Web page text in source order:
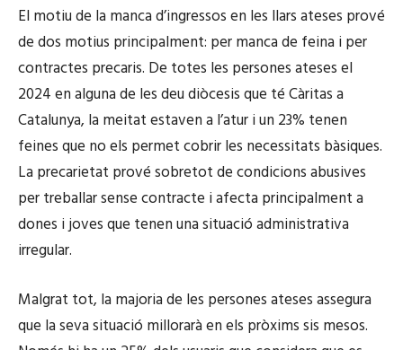
El motiu de la manca d’ingressos en les llars ateses prové
de dos motius principalment: per manca de feina i per
contractes precaris. De totes les persones ateses el
2024 en alguna de les deu diòcesis que té Càritas a
Catalunya, la meitat estaven a l’atur i un 23% tenen
feines que no els permet cobrir les necessitats bàsiques.
La precarietat prové sobretot de condicions abusives
per treballar sense contracte i afecta principalment a
dones i joves que tenen una situació administrativa
irregular.
Malgrat tot, la majoria de les persones ateses assegura
que la seva situació millorarà en els pròxims sis mesos.